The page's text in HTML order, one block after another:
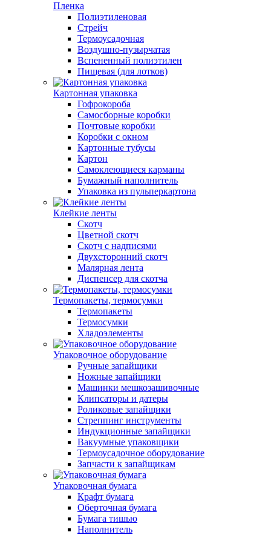
Пленка
Полиэтиленовая
Стрейч
Термоусадочная
Воздушно-пузырчатая
Вспененный полиэтилен
Пищевая (для лотков)
Картонная упаковка
Гофрокороба
Самосборные коробки
Почтовые коробки
Коробки с окном
Картонные тубусы
Картон
Самоклеющиеся карманы
Бумажный наполнитель
Упаковка из пульперкартона
Клейкие ленты
Скотч
Цветной скотч
Скотч с надписями
Двухсторонний скотч
Малярная лента
Диспенсер для скотча
Термопакеты, термосумки
Термопакеты
Термосумки
Хладоэлементы
Упаковочное оборудование
Ручные запайщики
Ножные запайщики
Машинки мешкозашивочные
Клипсаторы и датеры
Роликовые запайщики
Стреппинг инструменты
Индукционные запайщики
Вакуумные упаковщики
Термоусадочное оборудование
Запчасти к запайщикам
Упаковочная бумага
Крафт бумага
Оберточная бумага
Бумага тишью
Наполнитель